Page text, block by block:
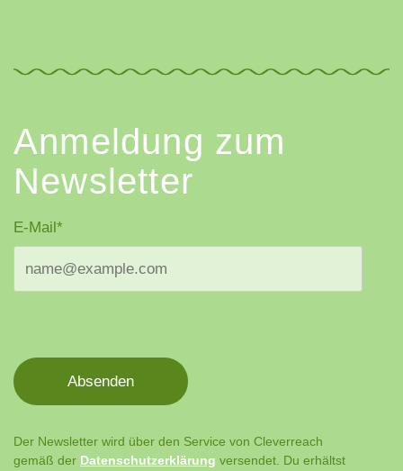
Anmeldung zum
Newsletter
E-Mail*
Absenden
Der Newsletter wird über den Service von Cleverreach
gemäß der Datenschutzerklärung versendet. Du erhältst